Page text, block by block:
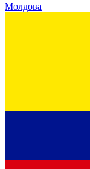
Молдова